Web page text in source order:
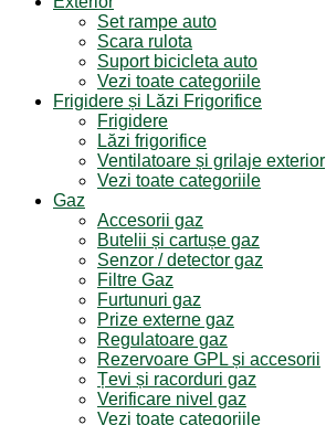
Set rampe auto
Scara rulota
Suport bicicleta auto
Vezi toate categoriile
Frigidere și Lăzi Frigorifice
Frigidere
Lăzi frigorifice
Ventilatoare și grilaje exterior
Vezi toate categoriile
Gaz
Accesorii gaz
Butelii și cartușe gaz
Senzor / detector gaz
Filtre Gaz
Furtunuri gaz
Prize externe gaz
Regulatoare gaz
Rezervoare GPL și accesorii
Țevi și racorduri gaz
Verificare nivel gaz
Vezi toate categoriile